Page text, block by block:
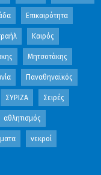
Επικαιρότητα
Καιρός
Μητσοτάκης
Παναθηναϊκός
ΣΥΡΙΖΑ Σειρές
αθλητισμός
νεκροί